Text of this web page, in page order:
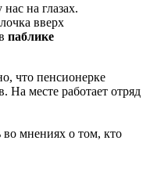
на глазах.
вверх
паблике
что пенсионерке
На месте работает отряд
во мнениях о том, кто